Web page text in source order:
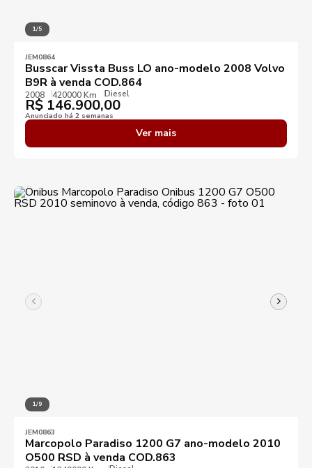
1/5
JEM0864
Busscar Vissta Buss LO ano-modelo 2008 Volvo
B9R à venda COD.864
2008 420000 Km Diesel
R$ 146.900,00
Anunciado há 2 semanas
Ver mais
1/9
JEM0863
Marcopolo Paradiso 1200 G7 ano-modelo 2010
O500 RSD à venda COD.863